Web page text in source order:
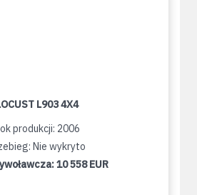
L903 4X4
produkcji: 2006
Nie wykryto
10 558 EUR